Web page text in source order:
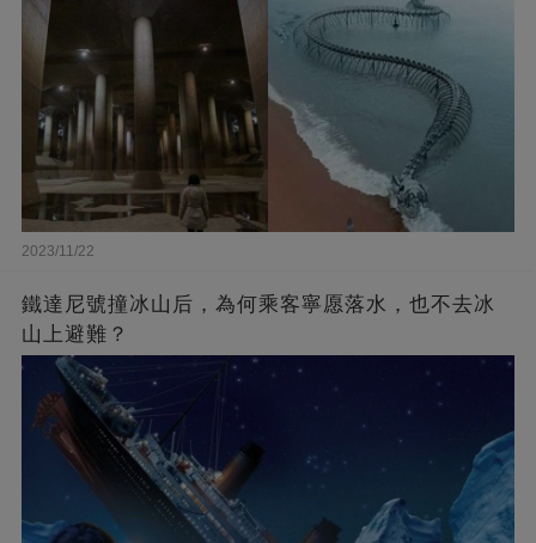
2023/11/22
鐵達尼號撞冰山后，為何乘客寧愿落水，也不去冰
山上避難？